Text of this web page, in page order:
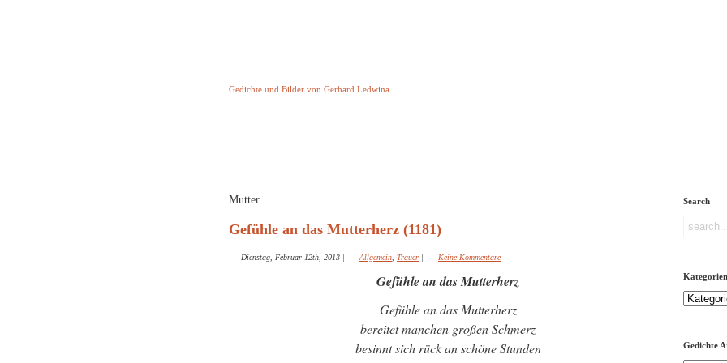
Gedichte und Bilder von Gerhard Ledwina
Mutter
Gefühle an das Mutterherz (1181)
Dienstag, Februar 12th, 2013 | Allgemein Trauer | Keine Kommentare
Gefühle an das Mutterherz
Gefühle an das Mutterherz
bereitet manchen großen Schmerz
besinnt sich rück an schöne Stunden
Search
Kategorien
Kategorien
Gedichte